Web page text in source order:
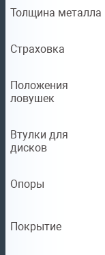
Толщина металла
Страховка
Положения
ловушек
Втулки для
дисков
Опоры
Покрытие